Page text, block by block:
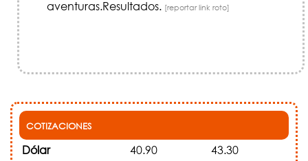
aventuras.Resultados. [reportar link roto]
COTIZACIONES
Dólar 40.90
43.30